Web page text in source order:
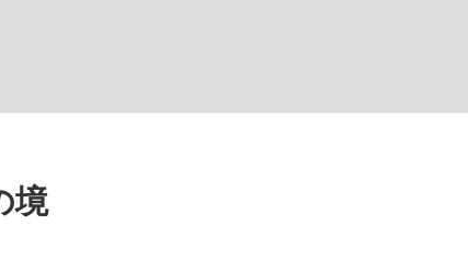
しい」『北の国から』倉本聰氏（91...
境